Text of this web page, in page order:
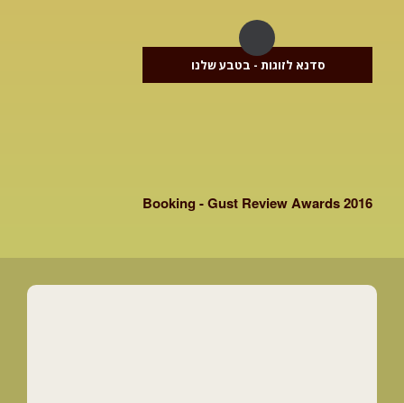
סדנא לזוגות - בטבע שלנו
Booking - Gust Review Awards 2016